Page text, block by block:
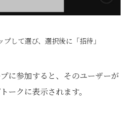
して選び、選択後に「招待」
に参加すると、そのユーザーが
ークに表示されます。